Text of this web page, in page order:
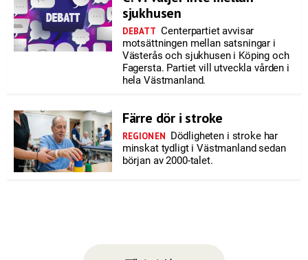
sjukhusen
DEBATT Centerpartiet avvisar
motsättningen mellan satsningar i
Västerås och sjukhusen i Köping och
Fagersta. Partiet vill utveckla vården i
hela Västmanland.
Färre dör i stroke
REGIONEN Dödligheten i stroke har
minskat tydligt i Västmanland sedan
början av 2000-talet.